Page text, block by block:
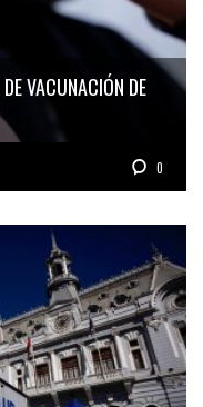
VACUNACIÓN DE
0